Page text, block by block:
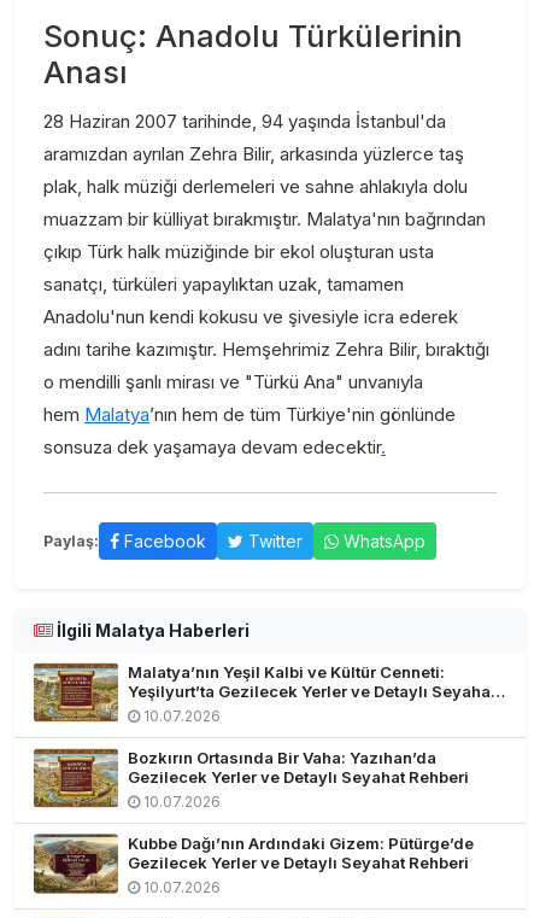
Sonuç: Anadolu Türkülerinin
Anası
28 Haziran 2007 tarihinde, 94 yaşında İstanbul'da
aramızdan ayrılan Zehra Bilir, arkasında yüzlerce taş
plak, halk müziği derlemeleri ve sahne ahlakıyla dolu
muazzam bir külliyat bırakmıştır. Malatya'nın bağrından
çıkıp Türk halk müziğinde bir ekol oluşturan usta
sanatçı, türküleri yapaylıktan uzak, tamamen
Anadolu'nun kendi kokusu ve şivesiyle icra ederek
adını tarihe kazımıştır. Hemşehrimiz Zehra Bilir, bıraktığı
o mendilli şanlı mirası ve "Türkü Ana" unvanıyla
hem Malatya’nın hem de tüm Türkiye'nin gönlünde
sonsuza dek yaşamaya devam edecektir.
Paylaş: Facebook Twitter WhatsApp
İlgili Malatya Haberleri
Malatya’nın Yeşil Kalbi ve Kültür Cenneti:
Yeşilyurt’ta Gezilecek Yerler ve Detaylı Seyahat
Rehberi
10.07.2026
Bozkırın Ortasında Bir Vaha: Yazıhan’da
Gezilecek Yerler ve Detaylı Seyahat Rehberi
10.07.2026
Kubbe Dağı’nın Ardındaki Gizem: Pütürge’de
Gezilecek Yerler ve Detaylı Seyahat Rehberi
10.07.2026